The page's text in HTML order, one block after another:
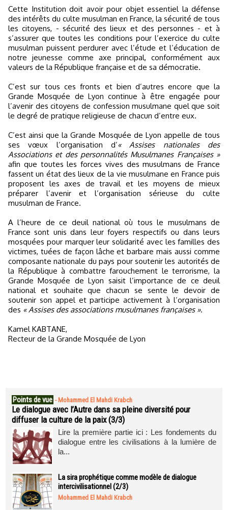
Cette Institution doit avoir pour objet essentiel la défense
des intérêts du culte musulman en France, la sécurité de tous
les citoyens, - sécurité des lieux et des personnes - et à
s’assurer que toutes les conditions pour l’exercice du culte
musulman puissent perdurer avec l’étude et l’éducation de
notre jeunesse comme axe principal, conformément aux
valeurs de la République française et de sa démocratie.
C’est sur tous ces fronts et bien d’autres encore que la
Grande Mosquée de Lyon continue à être engagée pour
l’avenir des citoyens de confession musulmane quel que soit
le degré de pratique religieuse de chacun d’entre eux.
C’est ainsi que la Grande Mosquée de Lyon appelle de tous
ses vœux l’organisation d’« Assises nationales des
Associations et des personnalités Musulmanes Françaises »
afin que toutes les forces vives des musulmans de France
fassent un état des lieux de la vie musulmane en France puis
proposent les axes de travail et les moyens de mieux
préparer l’avenir et l’organisation sérieuse du culte
musulman de France.
A l’heure de ce deuil national où tous le musulmans de
France sont unis dans leur foyers respectifs ou dans leurs
mosquées pour marquer leur solidarité avec les familles des
victimes, tuées de façon lâche et barbare mais aussi comme
composante nationale du pays pour soutenir les autorités de
la République à combattre farouchement le terrorisme, la
Grande Mosquée de Lyon saisit l’importance de ce deuil
national et souhaite que chacun se sente le devoir de
soutenir son appel et participe activement à l’organisation
des « Assises des associations musulmanes françaises ».
Kamel KABTANE,
Recteur de la Grande Mosquée de Lyon
Points de vue - Mohammed El Mahdi Krabch
Le dialogue avec l’Autre dans sa pleine diversité pour
diffuser la culture de la paix (3/3)
Lire la première partie ici : Les fondements du
dialogue entre les civilisations à la lumière de
la...
La sira prophétique comme modèle de dialogue
intercivilisationnel (2/3)
Mohammed El Mahdi Krabch